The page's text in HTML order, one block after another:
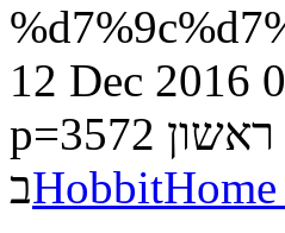
12 Dec 2016
p=3572 ראשון
ב